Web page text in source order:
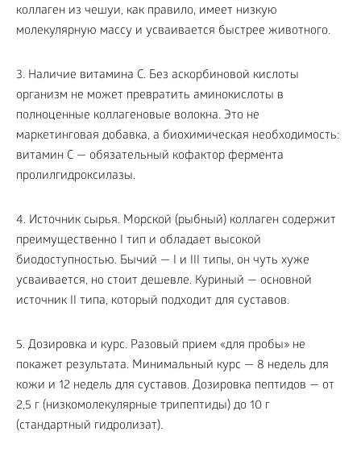
коллаген из чешуи, как правило, имеет низкую
молекулярную массу и усваивается быстрее животного.
3. Наличие витамина C. Без аскорбиновой кислоты
организм не может превратить аминокислоты в
полноценные коллагеновые волокна. Это не
маркетинговая добавка, а биохимическая необходимость:
витамин C — обязательный кофактор фермента
пролилгидроксилазы.
4. Источник сырья. Морской (рыбный) коллаген содержит
преимущественно I тип и обладает высокой
биодоступностью. Бычий — I и III типы, он чуть хуже
усваивается, но стоит дешевле. Куриный — основной
источник II типа, который подходит для суставов.
5. Дозировка и курс. Разовый прием «для пробы» не
покажет результата. Минимальный курс — 8 недель для
кожи и 12 недель для суставов. Дозировка пептидов — от
2,5 г (низкомолекулярные трипептиды) до 10 г
(стандартный гидролизат).